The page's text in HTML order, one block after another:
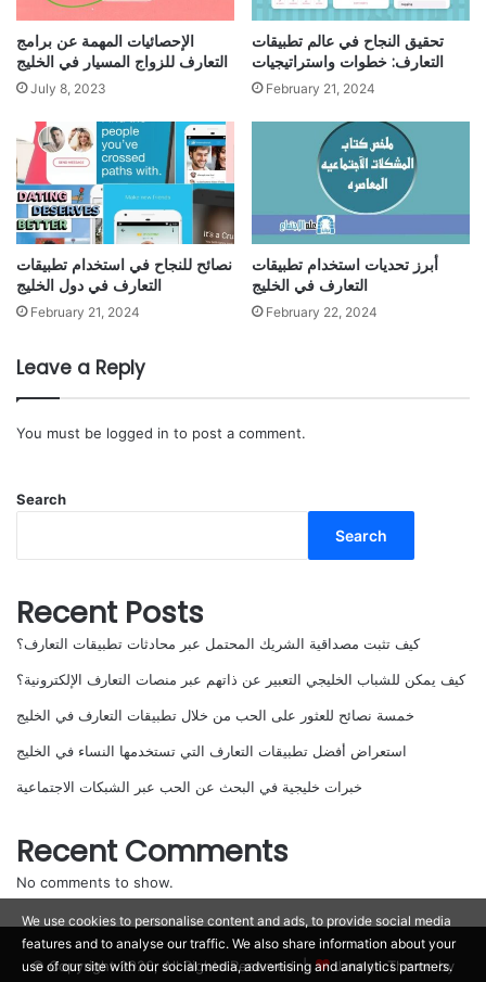
الإحصائيات المهمة عن برامج
التعارف للزواج المسيار في الخليج
July 8, 2023
تحقيق النجاح في عالم تطبيقات
التعارف: خطوات واستراتيجيات
February 21, 2024
نصائح للنجاح في استخدام تطبيقات
التعارف في دول الخليج
February 21, 2024
أبرز تحديات استخدام تطبيقات
التعارف في الخليج
February 22, 2024
Leave a Reply
You must be logged in to post a comment.
Search
Search
Recent Posts
كيف تثبت مصداقية الشريك المحتمل عبر محادثات تطبيقات التعارف؟
كيف يمكن للشباب الخليجي التعبير عن ذاتهم عبر منصات التعارف الإلكترونية؟
خمسة نصائح للعثور على الحب من خلال تطبيقات التعارف في الخليج
استعراض أفضل تطبيقات التعارف التي تستخدمها النساء في الخليج
خبرات خليجية في البحث عن الحب عبر الشبكات الاجتماعية
Recent Comments
No comments to show.
© Copyright 2026, All Rights Reserved | Jannah Theme by
We use cookies to personalise content and ads, to provide social media
features and to analyse our traffic. We also share information about your
use of our site with our social media, advertising and analytics partners.